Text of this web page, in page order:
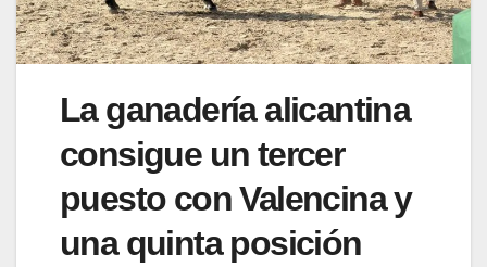
La ganadería alicantina
consigue un tercer
puesto con Valencina y
una quinta posición